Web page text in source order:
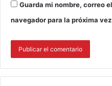
Guarda mi nombre, correo
navegador para la próxima